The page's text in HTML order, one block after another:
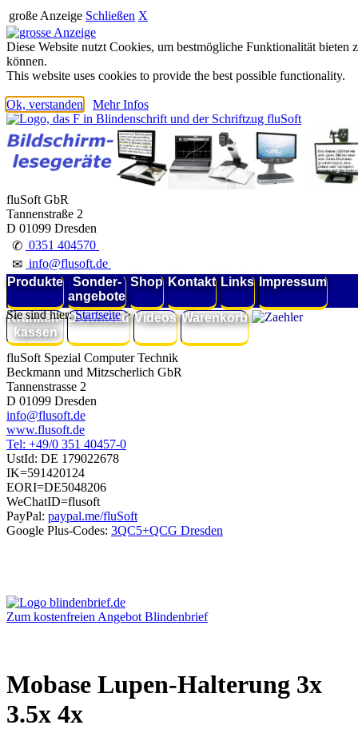
große Anzeige Schließen X
Diese Website nutzt Cookies, um bestmögliche Funktionalität bieten
können.
This website uses cookies to provide the best possible functionality.
Ok, verstanden Mehr Infos
fluSoft GbR
Tannenstraße 2
D 01099 Dresden
✆ 0351 404570
✉ info@flusoft.de
Produkte
Sonder-
angebote
Shop Kontakt Links Impressum
Kranken-
kassen
Download Videos Warenkorb
Sie sind hier:Startseite>
fluSoft Spezial Computer Technik
Beckmann und Mitzscherlich GbR
Tannenstrasse 2
D 01099 Dresden
info@flusoft.de
www.flusoft.de
Tel: +49/0 351 40457-0
UstId: DE 179022678
IK=591420124
EORI=DE5048206
WeChatID=flusoft
PayPal: paypal.me/fluSoft
Google Plus-Codes: 3QC5+QCG Dresden
Zum kostenfreien Angebot Blindenbrief
Mobase Lupen-Halterung 3x
3.5x 4x